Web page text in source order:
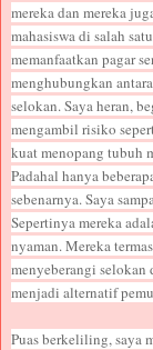
mereka dan mereka
mahasiswa di salah
memanfaatkan pagar
menghubungkan
selokan. Saya heran,
mengambil risiko
kuat menopang tubuh
Padahal hanya
sebenarnya. Saya
Sepertinya mereka
nyaman. Mereka
menyeberangi selokan
menjadi alternatif
Puas berkeliling, saya